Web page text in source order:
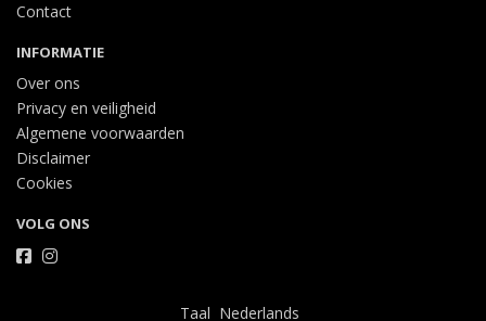
Contact
INFORMATIE
Over ons
Privacy en veiligheid
Algemene voorwaarden
Disclaimer
Cookies
VOLG ONS
Taal